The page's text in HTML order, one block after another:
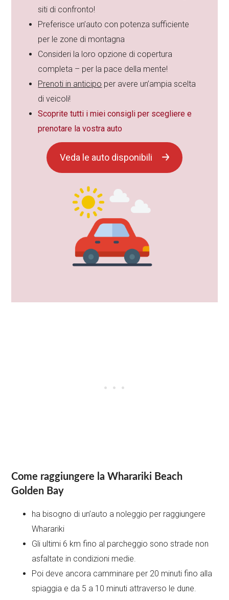
siti di confronto!
Preferisce un’auto con potenza sufficiente
per le zone di montagna
Consideri la loro opzione di copertura
completa – per la pace della mente!
Prenoti in anticipo per avere un’ampia scelta
di veicoli!
Scoprite tutti i miei consigli per scegliere e
prenotare la vostra auto
Veda le auto disponibili
Come raggiungere la Wharariki Beach
Golden Bay
ha bisogno di un’auto a noleggio per raggiungere
Wharariki
Gli ultimi 6 km fino al parcheggio sono strade non
asfaltate in condizioni medie.
Poi deve ancora camminare per 20 minuti fino alla
spiaggia e da 5 a 10 minuti attraverso le dune.